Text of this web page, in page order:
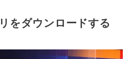
をダウンロードする